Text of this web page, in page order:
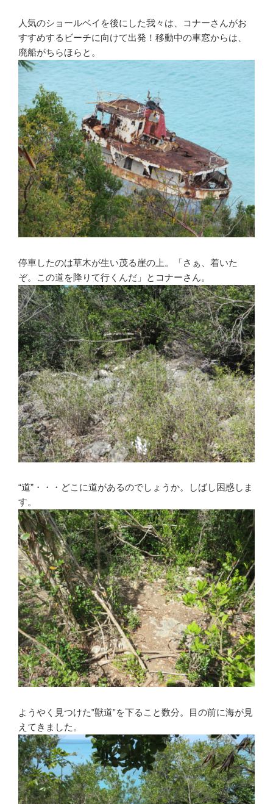
人気のショールベイを後にした我々は、コナーさんがお
すすめするビーチに向けて出発！移動中の車窓からは、
廃船がちらほらと。
停車したのは草木が生い茂る崖の上。「さぁ、着いた
ぞ。この道を降りて行くんだ」とコナーさん。
“道”・・・どこに道があるのでしょうか。しばし困惑しま
す。
ようやく見つけた‟獣道‟を下ること数分。目の前に海が見
えてきました。